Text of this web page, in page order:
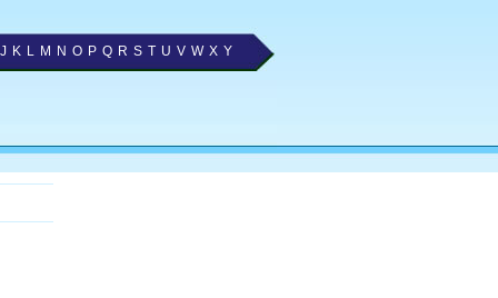
J K L M N O P Q R S T U V W X Y